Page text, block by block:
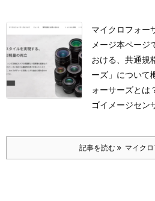
マイクロフォー
メージ本ページ
おける、共通規
ーズ」について
ォーサーズとは
ゴイメージセン
記事を読む マイク